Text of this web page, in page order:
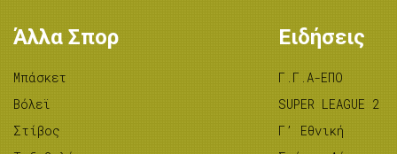
Άλλα Σπορ
Μπάσκετ
Βόλεϊ
Στίβος
Ειδήσεις
Γ.Γ.Α-ΕΠΟ
SUPER LEAGUE 2
Γ’ Εθνική